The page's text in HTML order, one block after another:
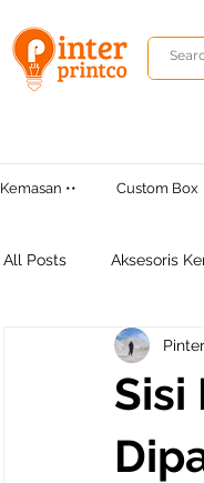
Kemasan •• Custom Box
All Posts Aksesoris
Tips Bisnis
Sisi